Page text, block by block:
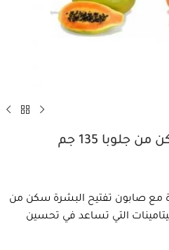
135 جم
مع صابون تفتيح البشرة سكن من
التي تساعد في تحسين